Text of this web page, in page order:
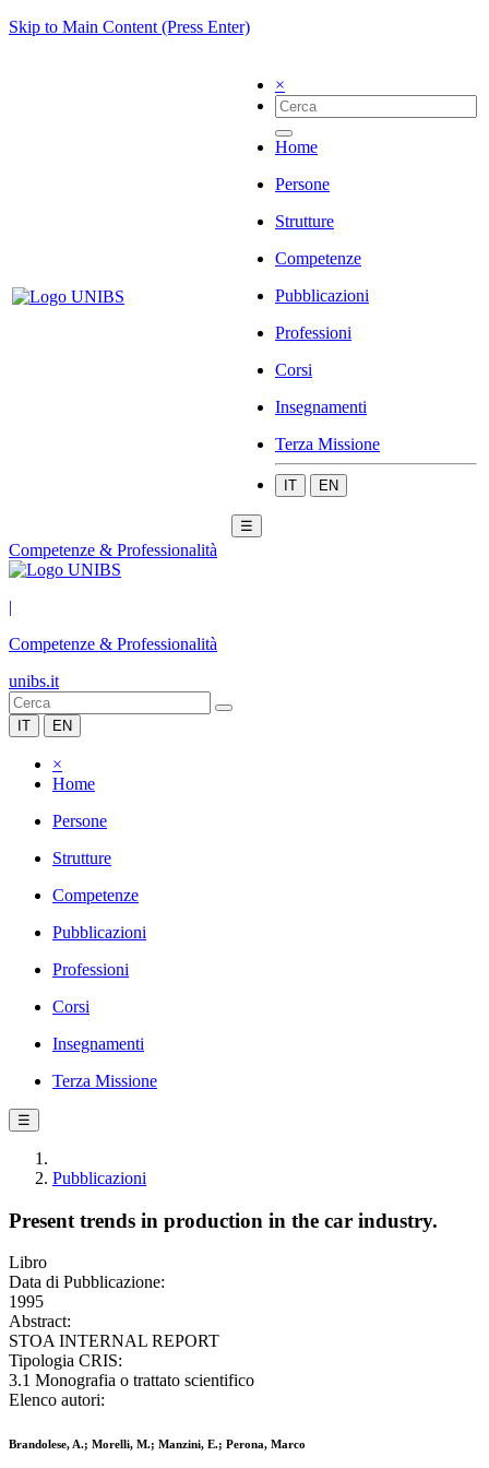
Skip to Main Content (Press Enter)
×
Home
Persone
Strutture
Competenze
Pubblicazioni
Professioni
Corsi
Insegnamenti
Terza Missione
IT EN
☰
Competenze & Professionalità
|
Competenze & Professionalità
unibs.it
IT EN
×
Home
Persone
Strutture
Competenze
Pubblicazioni
Professioni
Corsi
Insegnamenti
Terza Missione
☰
Pubblicazioni
Present trends in production in the car industry.
Libro
Data di Pubblicazione:
1995
Abstract:
STOA INTERNAL REPORT
Tipologia CRIS:
3.1 Monografia o trattato scientifico
Elenco autori:
Brandolese, A.; Morelli, M.; Manzini, E.; Perona, Marco